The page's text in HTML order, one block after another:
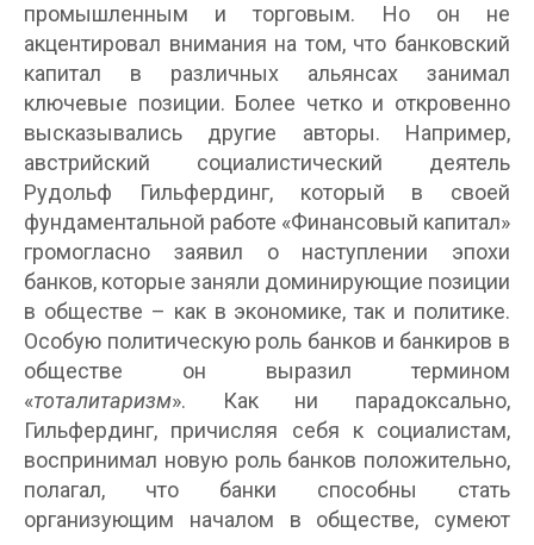
промышленным и торговым. Но он не
акцентировал внимания на том, что банковский
капитал в различных альянсах занимал
ключевые позиции. Более четко и откровенно
высказывались другие авторы. Например,
австрийский социалистический деятель
Рудольф Гильфердинг, который в своей
фундаментальной работе «Финансовый капитал»
громогласно заявил о наступлении эпохи
банков, которые заняли доминирующие позиции
в обществе – как в экономике, так и политике.
Особую политическую роль банков и банкиров в
обществе он выразил термином
«тоталитаризм». Как ни парадоксально,
Гильфердинг, причисляя себя к социалистам,
воспринимал новую роль банков положительно,
полагал, что банки способны стать
организующим началом в обществе, сумеют